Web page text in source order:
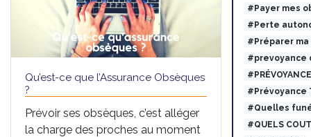
Qu’est-ce que l’Assurance Obsèques
?
Prévoir ses obsèques, c’est alléger
la charge des proches au moment
#Payer mes
#Perte
#Préparer ma
#prevoyance
#Prévoyance
#Quelles
#QUELS